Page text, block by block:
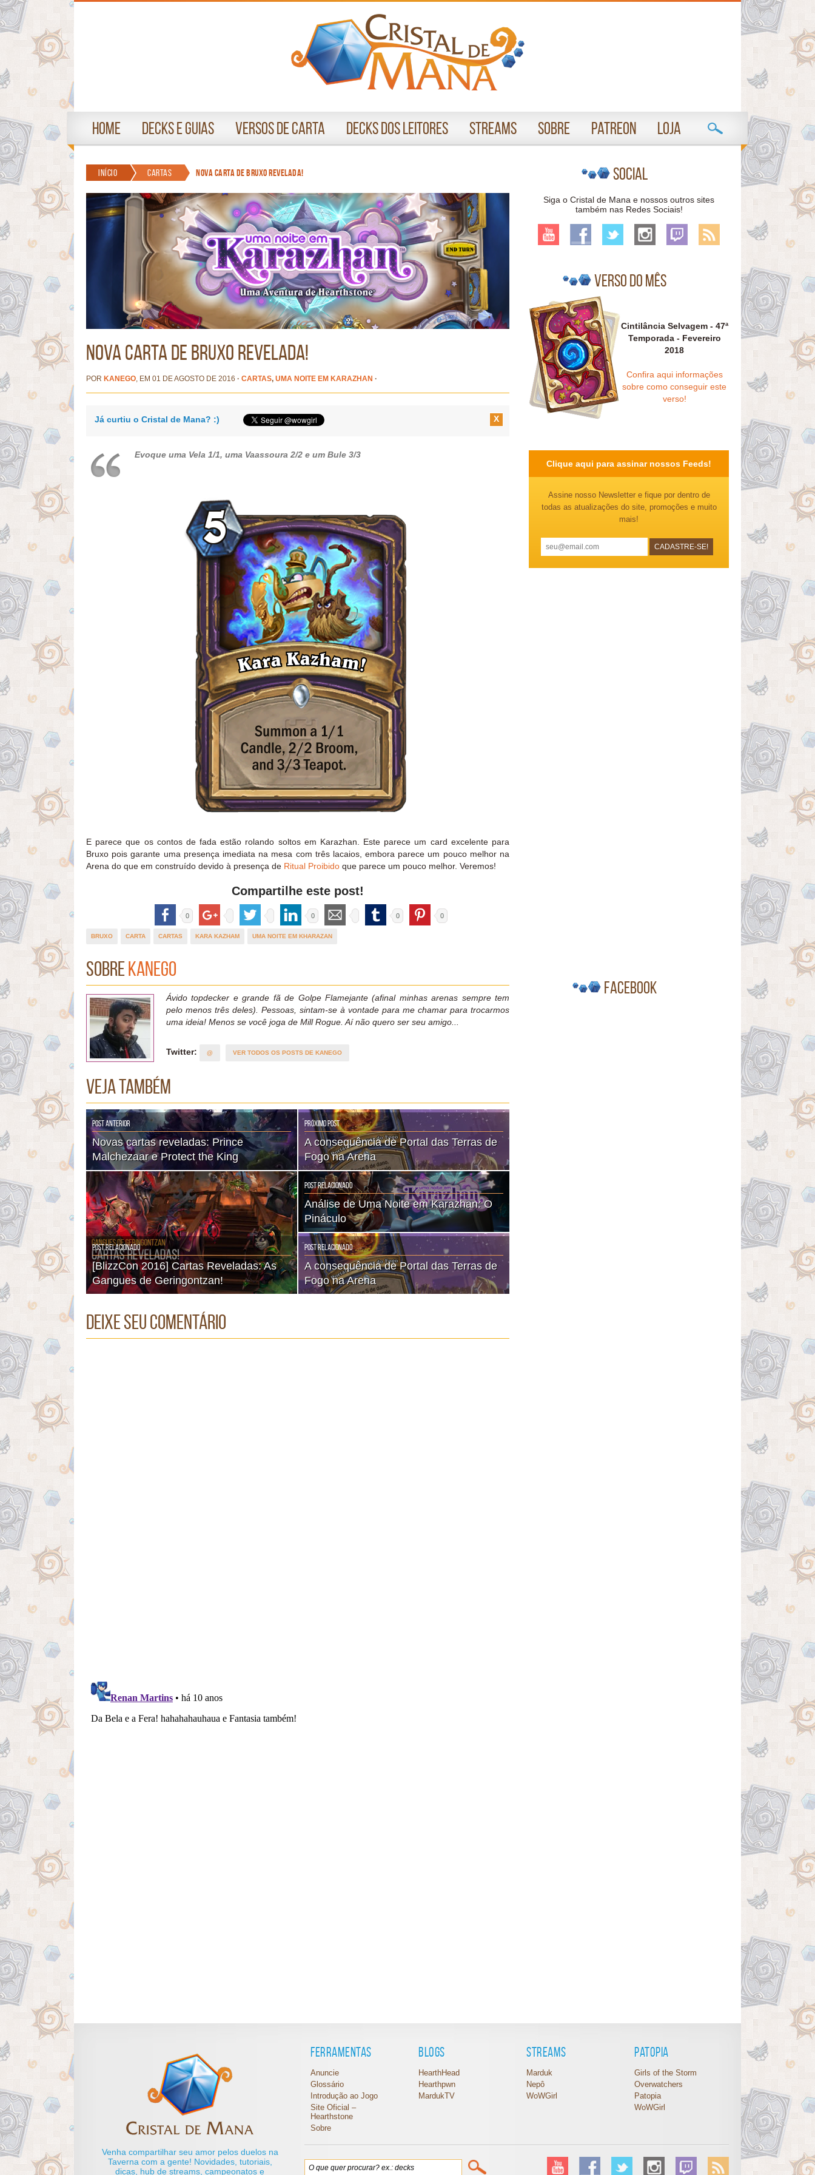
Home Decks e Guias Versos de Carta Decks dos Leitores Streams Sobre Patreon Loja
Início Cartas Nova carta de Bruxo revelada!
Nova carta de Bruxo revelada!
POR KANEGO, EM 01 DE AGOSTO DE 2016 · CARTAS, UMA NOITE EM KARAZHAN ·
Já curtiu o Cristal de Mana? :) X
Evoque uma Vela 1/1, uma Vaassoura 2/2 e um Bule 3/3
E parece que os contos de fada estão rolando soltos em Karazhan. Este parece um card excelente para
Bruxo pois garante uma presença imediata na mesa com três lacaios, embora parece um pouco melhor na
Arena do que em construído devido à presença de Ritual Proibido que parece um pouco melhor. Veremos!
Compartilhe este post!
0 0 0 0
BRUXO CARTA CARTAS KARA KAZHAM UMA NOITE EM KHARAZAN
SobreKanego
Ávido topdecker e grande fã de Golpe Flamejante (afinal minhas arenas sempre tem
pelo menos três deles). Pessoas, sintam-se à vontade para me chamar para trocarmos
uma ideia! Menos se você joga de Mill Rogue. Aí não quero ser seu amigo...
Twitter: @ VER TODOS OS POSTS DE KANEGO
Veja também
Post Anterior
Novas cartas reveladas: Prince
Malchezaar e Protect the King
Próximo Post
A consequência de Portal das Terras de
Fogo na Arena
Post Relacionado
[BlizzCon 2016] Cartas Reveladas: As
Gangues de Geringontzan!
Post Relacionado
Análise de Uma Noite em Karazhan: O
Pináculo
Post Relacionado
A consequência de Portal das Terras de
Fogo na Arena
Deixe seu comentário
Social
Siga o Cristal de Mana e nossos outros sites
também nas Redes Sociais!
Verso do mês
Cintilância Selvagem - 47ª
Temporada - Fevereiro
2018
Confira aqui informações
sobre como conseguir este
verso!
Clique aqui para assinar nossos Feeds!
Assine nosso Newsletter e fique por dentro de
todas as atualizações do site, promoções e muito
mais!
Facebook
Venha compartilhar seu amor pelos duelos na
Taverna com a gente! Novidades, tutoriais,
dicas, hub de streams, campeonatos e
Ferramentas
Anuncie
Glossário
Introdução ao Jogo
Site Oficial –
Hearthstone
Sobre
Blogs
HearthHead
Hearthpwn
MardukTV
Streams
Marduk
Nepô
WoWGirl
Patopia
Girls of the Storm
Overwatchers
Patopia
WoWGirl